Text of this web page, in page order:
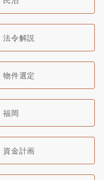
法令解説
物件選定
福岡
資金計画